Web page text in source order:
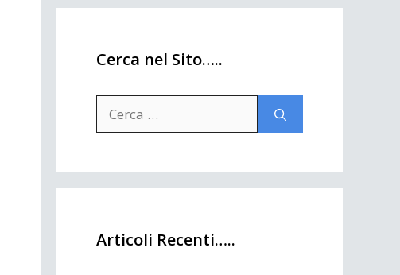
Cerca nel Sito…..
per:
Articoli Recenti…..